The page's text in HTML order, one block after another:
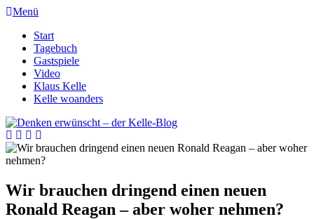
Menü
Start
Tagebuch
Gastspiele
Video
Klaus Kelle
Kelle woanders
Wir brauchen dringend einen neuen
Ronald Reagan – aber woher nehmen?